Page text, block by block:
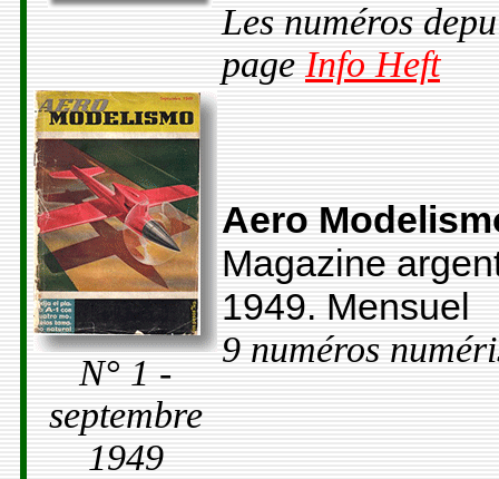
Les numéros
page Info Heft
N° 1 -
septembre
1949
Aero
Magazine
1949. Mensuel
9 numéros